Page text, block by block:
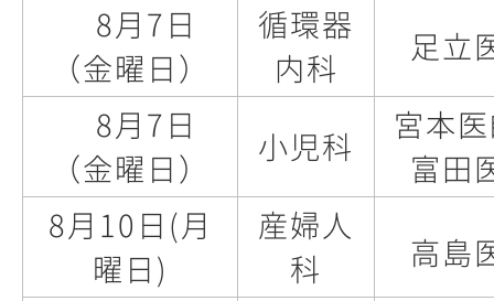
8月7日
（金曜日）
循環器
内科
足立
8月7日
（金曜日）
小児科
宮本
富田
8月10日(月
曜日)
産婦人
科
高島